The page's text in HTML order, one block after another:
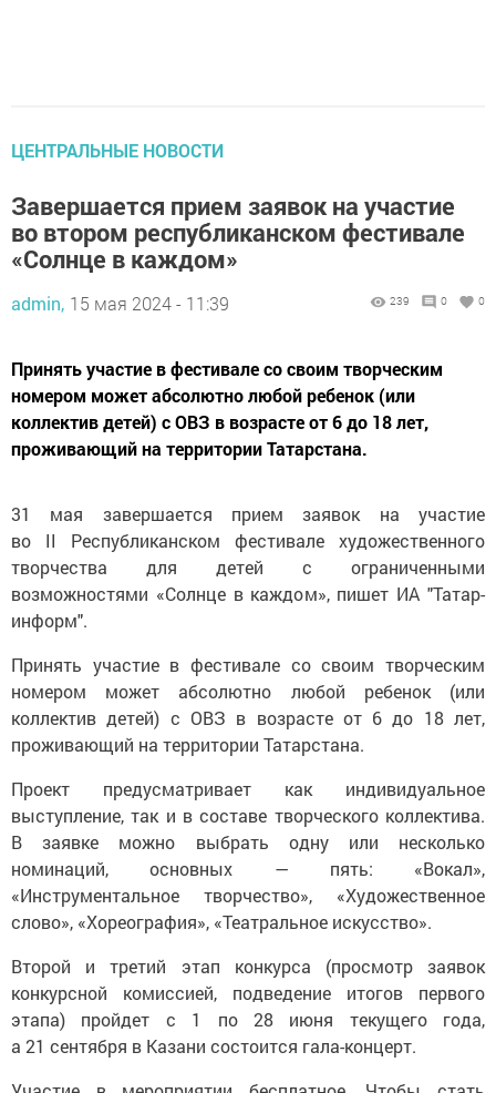
ЦЕНТРАЛЬНЫЕ НОВОСТИ
Завершается прием заявок на участие
во втором республиканском фестивале
«Солнце в каждом»
admin, 15 мая 2024 - 11:39 239 0 0
Принять участие в фестивале со своим творческим
номером может абсолютно любой ребенок (или
коллектив детей) с ОВЗ в возрасте от 6 до 18 лет,
проживающий на территории Татарстана.
31 мая завершается прием заявок на участие
во II Республиканском фестивале художественного
творчества для детей с ограниченными
возможностями «Солнце в каждом», пишет ИА "Татар-
информ".
Принять участие в фестивале со своим творческим
номером может абсолютно любой ребенок (или
коллектив детей) с ОВЗ в возрасте от 6 до 18 лет,
проживающий на территории Татарстана.
Проект предусматривает как индивидуальное
выступление, так и в составе творческого коллектива.
В заявке можно выбрать одну или несколько
номинаций, основных — пять: «Вокал»,
«Инструментальное творчество», «Художественное
слово», «Хореография», «Театральное искусство».
Второй и третий этап конкурса (просмотр заявок
конкурсной комиссией, подведение итогов первого
этапа) пройдет с 1 по 28 июня текущего года,
а 21 сентября в Казани состоится гала-концерт.